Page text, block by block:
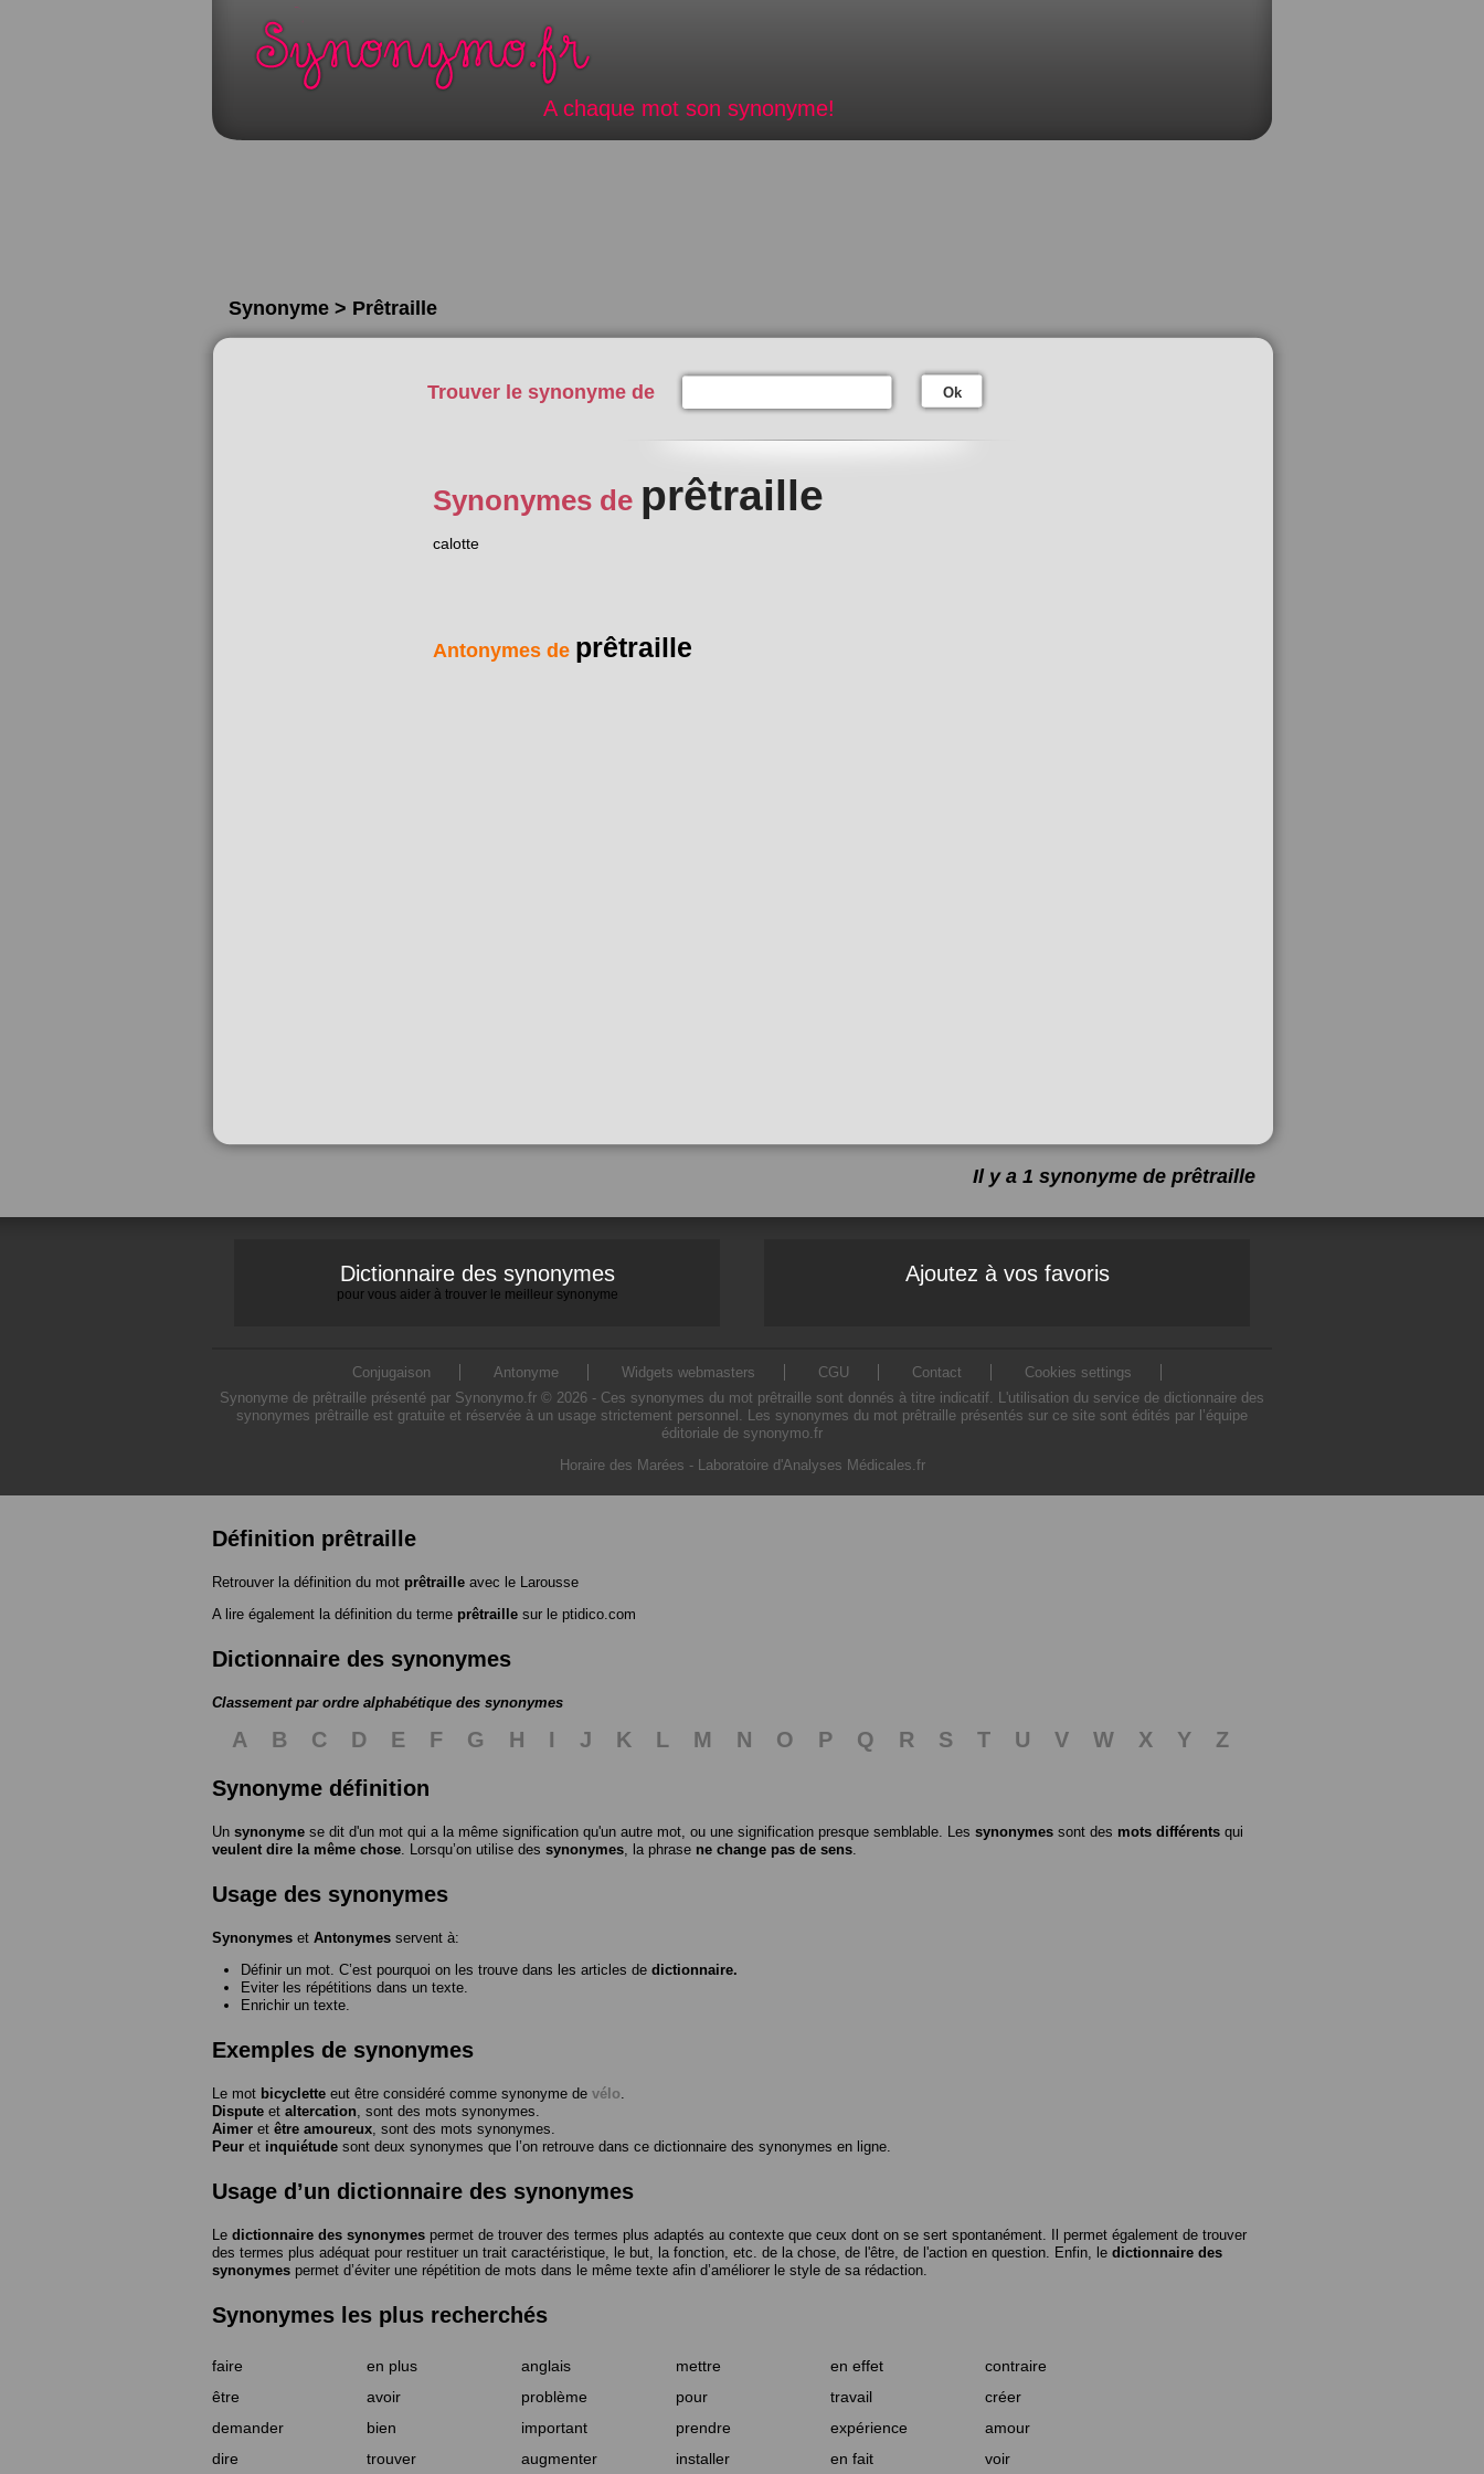
A chaque mot son synonyme!
Synonyme > Prêtraille
Trouver le synonyme de Ok
Synonymes de prêtraille
calotte
Antonymes de prêtraille
Il y a 1 synonyme de prêtraille
Dictionnaire des synonymes
pour vous aider à trouver le meilleur synonyme
Ajoutez à vos favoris
Conjugaison Antonyme Widgets webmasters CGU Contact
Cookies settings
Synonyme de prêtraille présenté par Synonymo.fr © 2026 - Ces synonymes du mot prêtraille sont donnés à titre indicatif. L'utilisation du service de dictionnaire des
synonymes prêtraille est gratuite et réservée à un usage strictement personnel. Les synonymes du mot prêtraille présentés sur ce site sont édités par l’équipe
éditoriale de synonymo.fr
Horaire des Marées - Laboratoire d'Analyses Médicales.fr
Définition prêtraille
Retrouver la définition du mot prêtraille avec le Larousse
A lire également la définition du terme prêtraille sur le ptidico.com
Dictionnaire des synonymes
Classement par ordre alphabétique des synonymes
A B C D E F G H I J K L M N O P Q R S T U V W X Y
Z
Synonyme définition
Un synonyme se dit d'un mot qui a la même signification qu'un autre mot, ou une signification presque semblable. Les synonymes sont des mots différents qui
veulent dire la même chose . Lorsqu’on utilise des synonymes , la phrase ne change pas de sens
Usage des synonymes
Synonymes et Antonymes servent à:
Définir un mot. C’est pourquoi on les trouve dans les articles de dictionnaire.
Eviter les répétitions dans un texte.
Enrichir un texte.
Exemples de synonymes
Le mot bicyclette eut être considéré comme synonyme de vélo
Dispute et altercation , sont des mots synonymes.
Aimer et être amoureux , sont des mots synonymes.
Peur et inquiétude sont deux synonymes que l’on retrouve dans ce dictionnaire des synonymes en ligne.
Usage d’un dictionnaire des synonymes
Le dictionnaire des synonymes permet de trouver des termes plus adaptés au contexte que ceux dont on se sert spontanément. Il permet également de trouver
des termes plus adéquat pour restituer un trait caractéristique, le but, la fonction, etc. de la chose, de l'être, de l'action en question. Enfin, le dictionnaire des
synonymes permet d’éviter une répétition de mots dans le même texte afin d’améliorer le style de sa rédaction.
Synonymes les plus recherchés
faire en plus anglais mettre en effet
contraire
être
avoir problème pour travail
créer
demander
bien important prendre expérience
amour
dire
trouver augmenter installer en fait voir